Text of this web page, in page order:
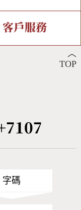
有名詞介紹
注音查詢
查詢
字解決方案
Web Service
客戶服務
︿
TOP
字碼